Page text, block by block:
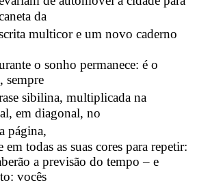
da
multicor e um novo caderno
o sonho permanece: é o
sempre
sibilina, multiplicada na
em diagonal, no
página,
todas as suas cores para repetir:
a previsão do tempo – e
vocês